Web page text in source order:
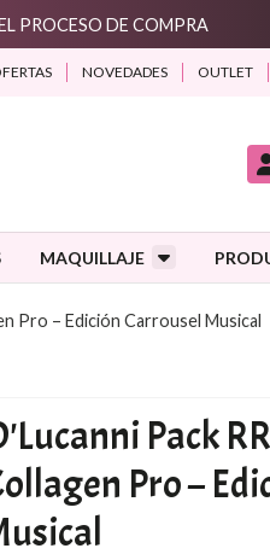
PROCESO DE COMPRA
NOVEDADES OUTLET
MAQUILLAJE
Pro – Edición Carrousel Musical
Pack
Pro –